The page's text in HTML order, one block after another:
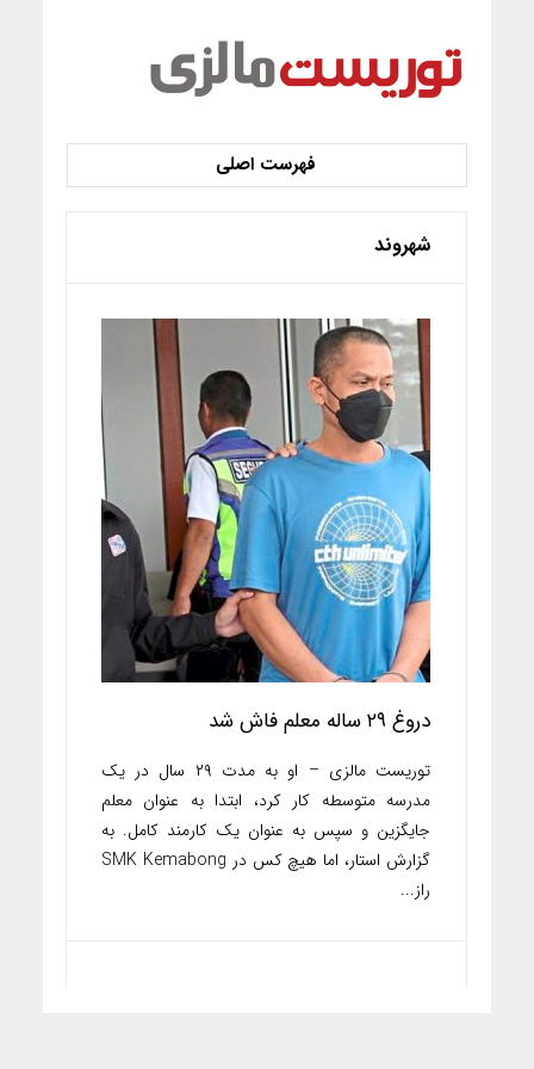
شهروند
دروغ ۲۹ ساله معلم فاش شد
توریست مالزی – او به مدت ۲۹ سال در یک
مدرسه متوسطه کار کرد، ابتدا به عنوان معلم
جایگزین و سپس به عنوان یک کارمند کامل. به
گزارش استار، اما هیچ کس در SMK Kemabong
راز...